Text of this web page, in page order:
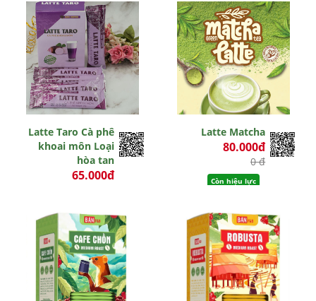
Latte Taro Cà phê
khoai môn Loại
hòa tan
65.000đ
Latte Matcha
80.000đ
0 đ
Còn hiệu lực